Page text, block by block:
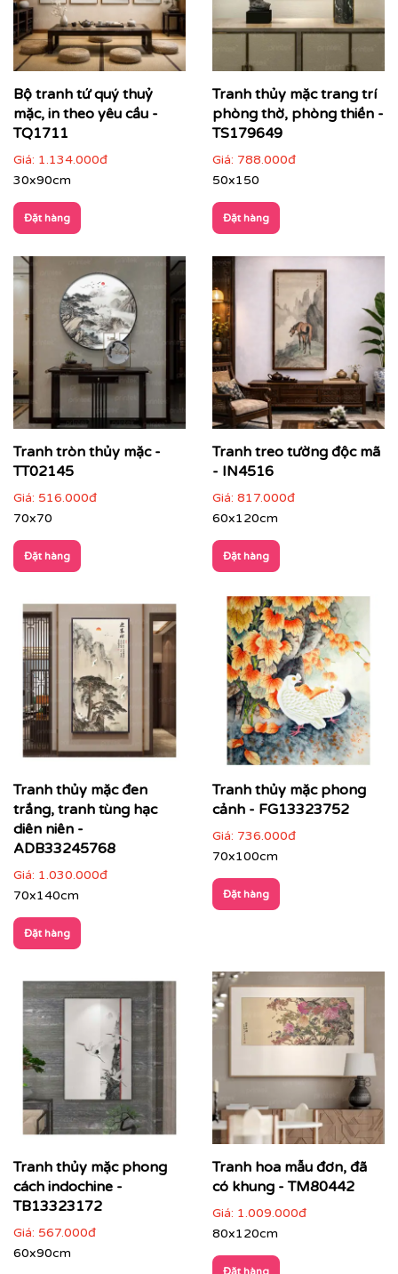
Phòng làm việc, phòng đọc sách: giúp tăng sự tập
trung và cảm hứng
Không gian thiền, trà đạo, spa: mang lại cảm giác
an yên, thư giãn
: tăng chiều sâu trải
nghiệm và bản sắc không gian
Bộ tranh tứ quý thuỷ
mặc, in theo yêu cầu -
TQ1711
Giá: 1.134.000đ
30x90cm
Đặt hàng
Tranh thủy mặc trang trí
phòng thờ, phòng thiền -
TS179649
Giá: 788.000đ
50x150
Đặt hàng
Tranh tròn thủy mặc -
TT02145
Giá: 516.000đ
70x70
Đặt hàng
Tranh treo tường độc mã
- IN4516
Giá: 817.000đ
60x120cm
Đặt hàng
Tranh thủy mặc đen
trắng, tranh tùng hạc
diên niên -
ADB33245768
Giá: 1.030.000đ
70x140cm
Đặt hàng
Tranh thủy mặc phong
cảnh - FG13323752
Giá: 736.000đ
70x100cm
Đặt hàng
Tranh thủy mặc phong
cách indochine -
TB13323172
Giá: 567.000đ
60x90cm
Tranh hoa mẫu đơn, đã
có khung - TM80442
Giá: 1.009.000đ
80x120cm
Đặt hàng